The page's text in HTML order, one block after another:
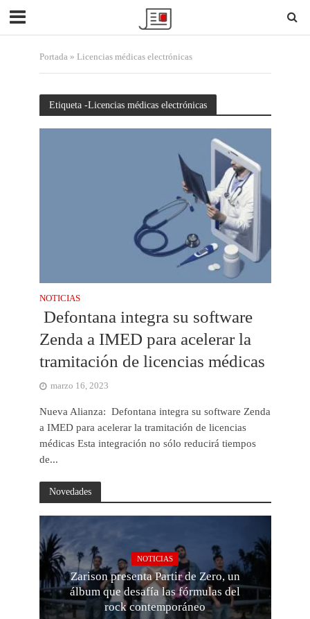
Portada» Licencias médicas electrónicas
Etiqueta -Licencias médicas electrónicas
NOTICIAS
Defontana integra su software
Zenda a IMED para acelerar la
tramitación de licencias médicas
marzo 16, 2023
Nueva Alianza: Defontana integra su software Zenda
a IMED para acelerar la tramitación de licencias
médicas Esta integración no sólo reducirá tiempos
de...
Novedades
NOTICIAS
Zarison presenta Partir de Zero, un
álbum que desafía las fórmulas del
rock contemporáneo